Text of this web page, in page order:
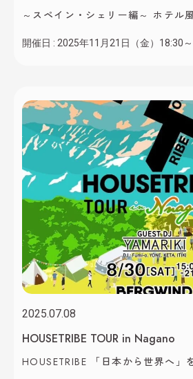
～スペイン・シェリー編～ ホテル
製造から歴史・ぶどう品種などさま
の香り」「ほのかな塩気」一度味
い、スペイン南部アンダルシア生
現地を訪 […]
開催日 : 2025年11月21日（金）18:30～
2025.07.08
HOUSETRIBE TOUR in Nagano
HOUSETRIBE 「日本から世界へ」